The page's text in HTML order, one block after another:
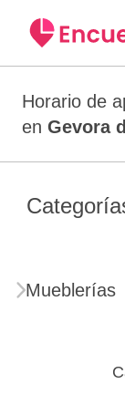
Horario de
en Gevora
Mueblerías